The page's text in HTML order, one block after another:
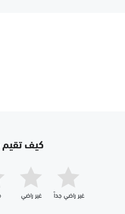
كيف
غير راضي جداّ غير راضي